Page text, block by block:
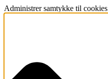
Administrer samtykke til cookies